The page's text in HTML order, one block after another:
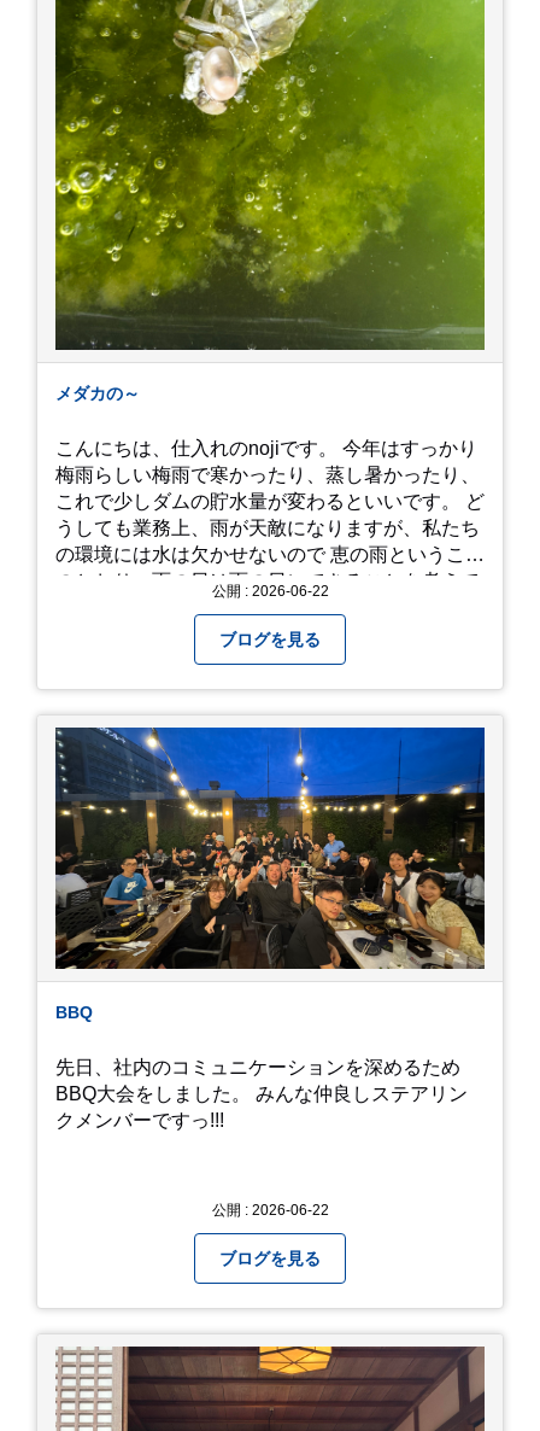
メダカの～
こんにちは、仕入れのnojiです。 今年はすっかり
梅雨らしい梅雨で寒かったり、蒸し暑かったり、
これで少しダムの貯水量が変わるといいです。 ど
うしても業務上、雨が天敵になりますが、私たち
の環境には水は欠かせないので 恵の雨というこば
のとおり、雨の日は雨の日にできることを考えて
になってしまいましたが、お家には代々10年以上
続く ヒメダカがいますが、そのメダカの池にはト
ンボが卵を産んで、ヤゴがいたり、変な虫が いた
りします。ヤゴはメダカを食べてしまうのでほん
とは別にしたいのですが、トンボに かえるところ
が見たくて飼ってみました。 が、途中までかえり
そうでしたが、だめなようでした。 秋にはたくさ
んのトンボが飛んでいますが、自然の中で成虫に
かえるというのは厳しいんだなと 実感しました。
私たち、生かされている以上、一所懸命何かをし
ないともったいないなと メダカのお池のトンボか
ら教えていただきました。
公開 : 2026-06-22
ブログを見る
BBQ
先日、社内のコミュニケーションを深めるため
BBQ大会をしました。 みんな仲良しステアリン
クメンバーですっ!!!
公開 : 2026-06-22
ブログを見る